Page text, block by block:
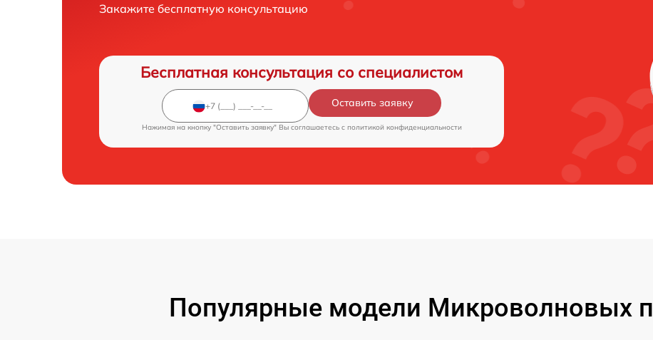
Закажите бесплатную консультацию
Бесплатная консультация со специалистом
Оставить заявку
Нажимая на кнопку "Оставить заявку" Вы соглашаетесь c политикой конфиденциальности
Популярные модели Микроволновых